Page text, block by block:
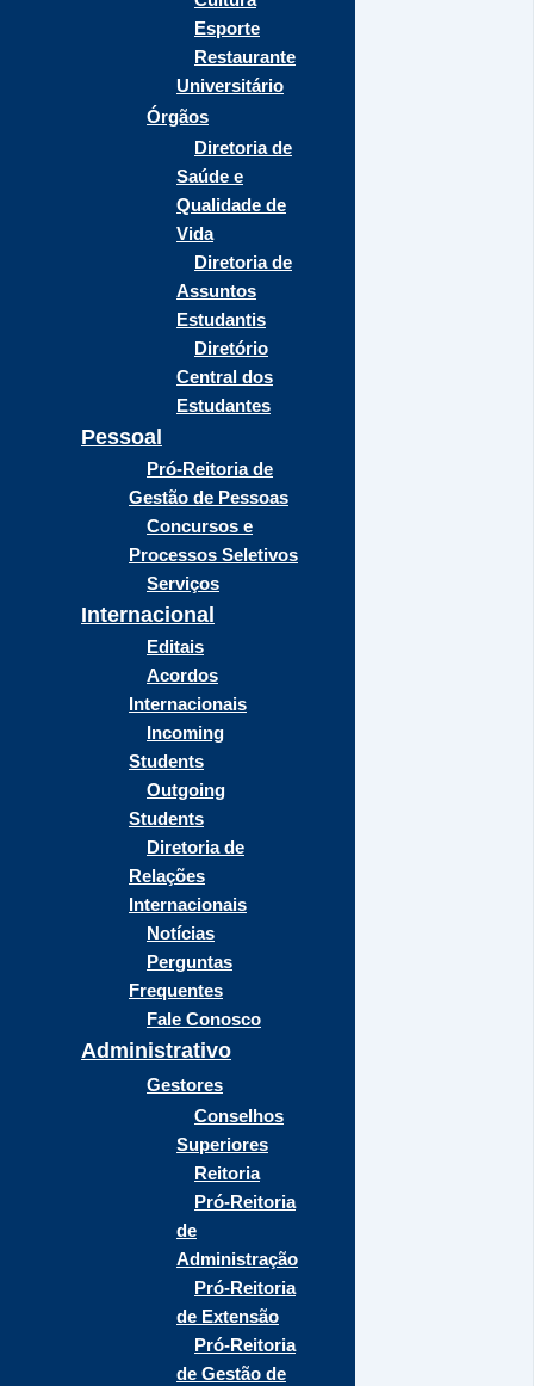
Esporte
Restaurante
Universitário
Órgãos
Diretoria de
Saúde e
Qualidade de
Vida
Diretoria de
Assuntos
Estudantis
Diretório
Central dos
Estudantes
Pessoal
Pró-Reitoria de
Gestão de Pessoas
Concursos e
Processos Seletivos
Serviços
Internacional
Editais
Acordos
Internacionais
Incoming
Students
Outgoing
Students
Diretoria de
Relações
Internacionais
Notícias
Perguntas
Frequentes
Fale Conosco
Administrativo
Gestores
Conselhos
Superiores
Reitoria
Pró-Reitoria
de
Administração
Pró-Reitoria
de Extensão
Pró-Reitoria
de Gestão de